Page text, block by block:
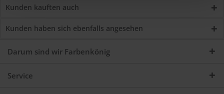
Kunden kauften auch
Kunden haben sich ebenfalls angesehen
Darum sind wir Farbenkönig
Service